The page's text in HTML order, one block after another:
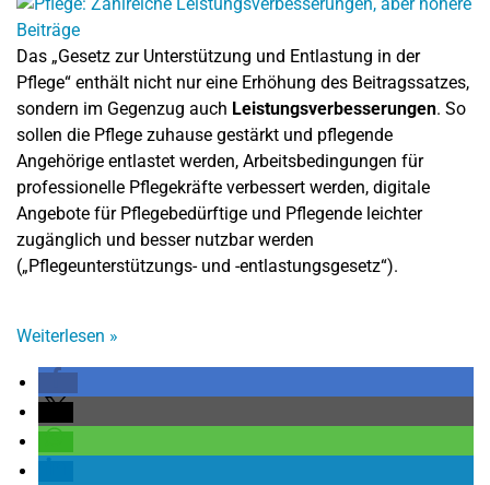
Das „Gesetz zur Unterstützung und Entlastung in der
Pflege“ enthält nicht nur eine Erhöhung des Beitragssatzes,
sondern im Gegenzug auch Leistungsverbesserungen. So
sollen die Pflege zuhause gestärkt und pflegende
Angehörige entlastet werden, Arbeitsbedingungen für
professionelle Pflegekräfte verbessert werden, digitale
Angebote für Pflegebedürftige und Pflegende leichter
zugänglich und besser nutzbar werden
(„Pflegeunterstützungs- und -entlastungsgesetz“).
Weiterlesen »